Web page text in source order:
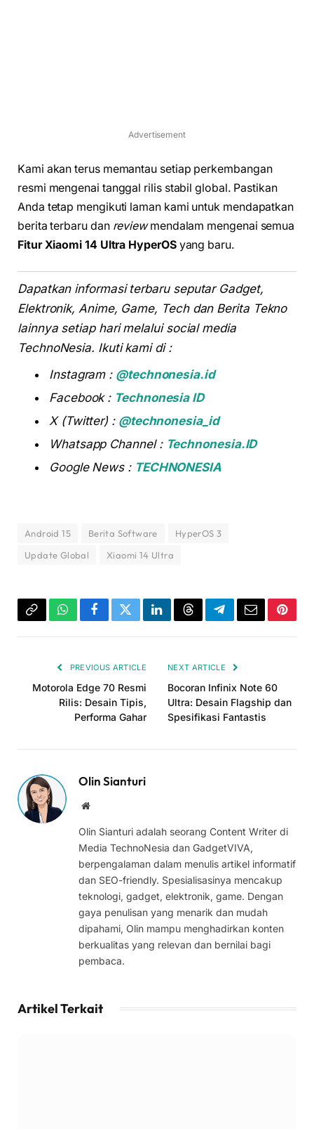
Advertisement
Kami akan terus memantau setiap perkembangan
resmi mengenai tanggal rilis stabil global. Pastikan
Anda tetap mengikuti laman kami untuk mendapatkan
berita terbaru dan reviewmendalam mengenai semua
Fitur Xiaomi 14 Ultra HyperOSyang baru.
Dapatkan informasi terbaru seputar Gadget,
Elektronik, Anime, Game, Tech dan Berita Tekno
lainnya setiap hari melalui social media
TechnoNesia. Ikuti kami di :
Instagram : @technonesia.id
Facebook : Technonesia ID
X (Twitter) : @technonesia_id
Whatsapp Channel : Technonesia.ID
Google News : TECHNONESIA
Android 15 Berita Software
HyperOS 3
Update Global
Xiaomi 14 Ultra
Copy WhatsAppFacebookTwitterLinkedInThreadsTelegramEmail
PREVIOUS ARTICLE
Motorola Edge 70 Resmi
Rilis: Desain Tipis,
Performa Gahar
NEXT ARTICLE
Bocoran Infinix Note 60
Ultra: Desain Flagship dan
Spesifikasi Fantastis
Olin Sianturi
Website
Olin Sianturi adalah seorang Content Writer di
Media TechnoNesia dan GadgetVIVA,
berpengalaman dalam menulis artikel informatif
dan SEO-friendly. Spesialisasinya mencakup
teknologi, gadget, elektronik, game. Dengan
gaya penulisan yang menarik dan mudah
dipahami, Olin mampu menghadirkan konten
berkualitas yang relevan dan bernilai bagi
pembaca.
Artikel Terkait